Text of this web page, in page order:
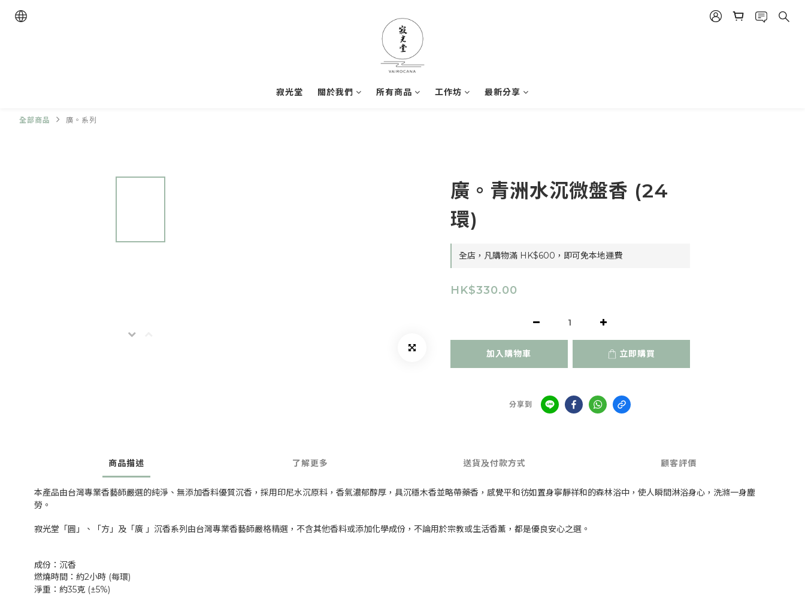
寂光堂 關於我們 所有商品 工作坊 最新分享
全部商品 廣。系列
廣。青洲水沉微盤香 (24
環)
全店，凡購物滿 HK$600，即可免本地運費
HK$330.00
加入購物車 立即購買
分享到
商品描述 了解更多 送貨及付款方式 顧客評價
本產品由台灣專業香藝師嚴選的純淨、無添加香料優質沉香，採用印尼水沉原料，香氣濃郁醇厚，具沉穩木香並略帶藥香，感覺平和彷如置身寧靜祥和的森林浴中，使人瞬間淋浴身心，洗滌一身塵
勞。
寂光堂「圓」、「方」及「廣 」沉香系列由台灣專業香藝師嚴格精選，不含其他香料或添加化學成份，不論用於宗教或生活香薰，都是優良安心之選。
成份：沉香
燃燒時間：約2小時 (每環)
淨重：約35克 (±5%)